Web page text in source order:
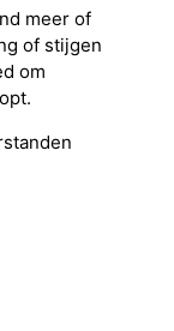
meer of
of stijgen
om